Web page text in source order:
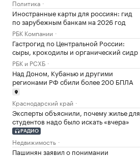
Политика
Иностранные карты для россиян: гид
по зарубежным банкам на 2026 год
РБК Компании
Гастрогид по Центральной России:
сыры, крокодилы и органический сидр
РБК и РСХБ
Над Доном, Кубанью и другими
регионами РФ сбили более 200 БПЛА
Краснодарский край
Эксперты объяснили, почему жилье для
студентов надо было искать «вчера»
РАДИО
Недвижимость
Пашинян заявил о понимании